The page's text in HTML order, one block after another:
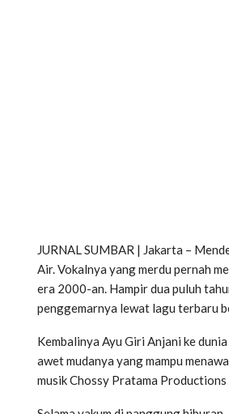
JURNAL SUMBAR | Jakarta –
Air. Vokalnya yang merdu pernah
era 2000-an. Hampir dua puluh
penggemarnya lewat lagu terbaru
Kembalinya Ayu Giri Anjani ke
awet mudanya yang mampu
musik Chossy Pratama